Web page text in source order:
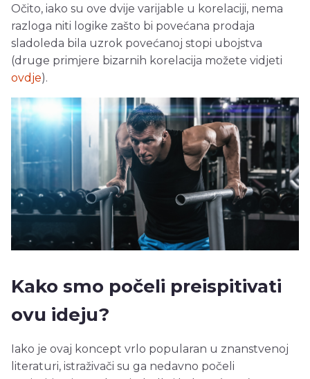
Očito, iako su ove dvije varijable u korelaciji, nema
razloga niti logike zašto bi povećana prodaja
sladoleda bila uzrok povećanoj stopi ubojstva
(druge primjere bizarnih korelacija možete vidjeti
ovdje).
Kako smo počeli preispitivati
ovu ideju?
Iako je ovaj koncept vrlo popularan u znanstvenoj
literaturi, istraživači su ga nedavno počeli